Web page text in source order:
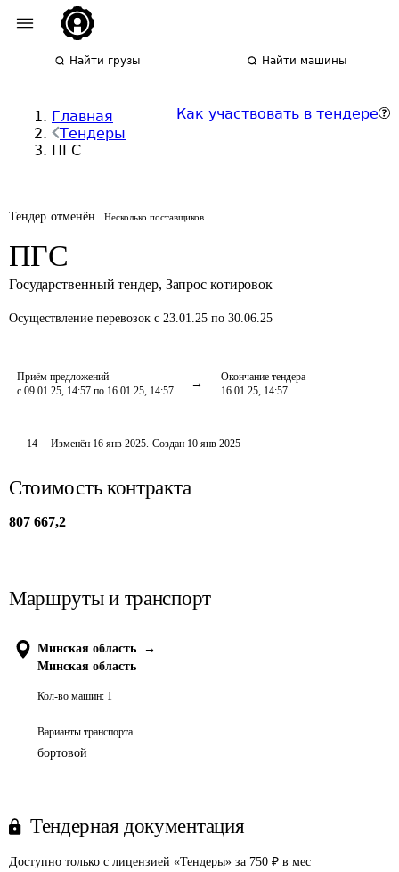
Найти грузы Найти машины
Главная
Тендеры
ПГС
Как участвовать в тендере
Тендер отменён Несколько поставщиков
ПГС
Государственный тендер, Запрос котировок
Осуществление перевозок с 23.01.25 по 30.06.25
Приём предложений
с 09.01.25, 14:57 по 16.01.25, 14:57
Окончание тендера
16.01.25, 14:57
14 Изменён 16 янв 2025. Создан 10 янв 2025
Стоимость контракта
807 667,2
Маршруты и транспорт
Минская область
→
Минская область
Кол-во машин: 1
Варианты транспорта
бортовой
Тендерная документация
Доступно только с лицензией «Тендеры» за 750 ₽ в мес